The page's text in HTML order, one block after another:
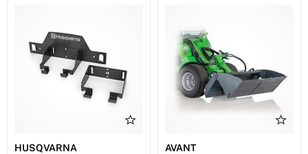
HUSQVARNA
AVANT